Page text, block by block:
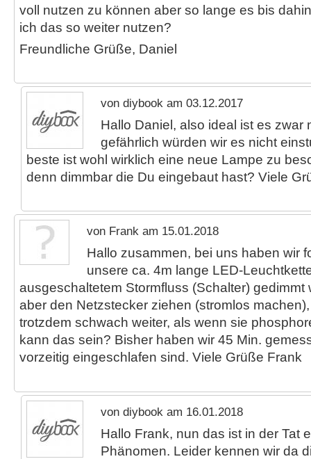
voll nutzen zu können aber so lange es bis
ich das so weiter nutzen?
Freundliche Grüße, Daniel
von diybook am 03.12.2017
Hallo Daniel, also ideal ist es zwar
gefährlich würden wir es nicht
beste ist wohl wirklich eine neue Lampe zu
denn dimmbar die Du eingebaut hast? Viele
von Frank am 15.01.2018
Hallo zusammen, bei uns haben wir
unsere ca. 4m lange LED-
ausgeschaltetem Stormfluss (Schalter) gedimmt
aber den Netzstecker ziehen (stromlos
trotzdem schwach weiter, als wenn sie
kann das sein? Bisher haben wir 45 Min.
vorzeitig eingeschlafen sind. Viele Grüße Frank
von diybook am 16.01.2018
Hallo Frank, nun das ist in der Tat
Phänomen. Leider kennen wir da